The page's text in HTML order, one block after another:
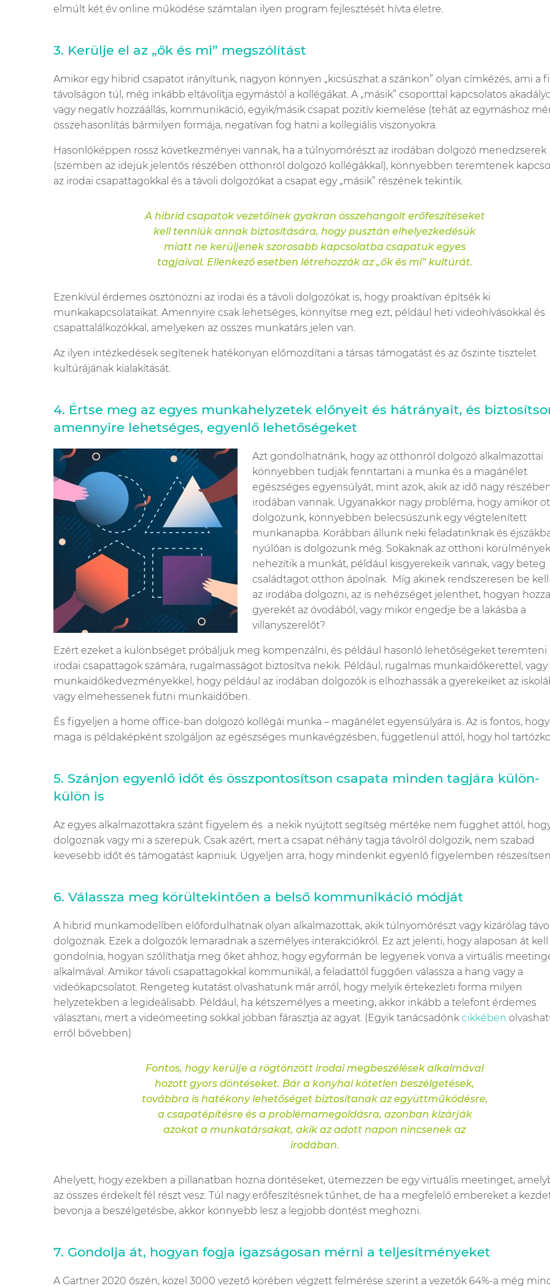
elmúlt két év online működése számtalan ilyen program fejlesztését hívta életre.
3. Kerülje el az „ők és mi” megszólítást
Amikor egy hibrid csapatot irányítunk, nagyon könnyen „kicsúszhat a szánkon” olyan címkézés, ami a
távolságon túl, még inkább eltávolítja egymástól a kollégákat. A „másik” csoporttal kapcsolatos
vagy negatív hozzáállás, kommunikáció, egyik/másik csapat pozitív kiemelése (tehát az egymáshoz
összehasonlítás bármilyen formája, negatívan fog hatni a kollegiális viszonyokra.
Hasonlóképpen rossz következményei vannak, ha a túlnyomórészt az irodában dolgozó menedzserek
(szemben az idejük jelentős részében otthonról dolgozó kollégákkal), könnyebben teremtenek
az irodai csapattagokkal és a távoli dolgozókat a csapat egy „másik” részének tekintik.
A hibrid csapatok vezetőinek gyakran összehangolt erőfeszítéseket
kell tenniük annak biztosítására, hogy pusztán elhelyezkedésük
miatt ne kerüljenek szorosabb kapcsolatba csapatuk egyes
tagjaival. Ellenkező esetben létrehozzák az „ők és mi” kultúrát.
Ezenkívül érdemes ösztönözni az irodai és a távoli dolgozókat is, hogy proaktívan építsék ki
munkakapcsolataikat. Amennyire csak lehetséges, könnyítse meg ezt, például heti videohívásokkal és
csapattalálkozókkal, amelyeken az összes munkatárs jelen van.
Az ilyen intézkedések segítenek hatékonyan előmozdítani a társas támogatást és az őszinte tisztelet
kultúrájának kialakítását.
4. Értse meg az egyes munkahelyzetek előnyeit és hátrányait, és
amennyire lehetséges, egyenlő lehetőségeket
Azt gondolhatnánk, hogy az otthonról dolgozó alkalmazottai
könnyebben tudják fenntartani a munka és a magánélet
egészséges egyensúlyát, mint azok, akik az idő nagy
irodában vannak. Ugyanakkor nagy probléma, hogy amikor
dolgozunk, könnyebben belecsúszunk egy végtelenített
munkanapba. Korábban állunk neki feladatinknak és
nyúlóan is dolgozunk még. Sokaknak az otthoni körülmények
nehezítik a munkát, például kisgyerekeik vannak, vagy beteg
családtagot otthon ápolnak. Míg akinek rendszeresen be
az irodába dolgozni, az is nehézséget jelenthet, hogyan
gyerekét az óvodából, vagy mikor engedje be a lakásba a
villanyszerelőt?
Ezért ezeket a különbséget próbáljuk meg kompenzálni, és például hasonló lehetőségeket teremteni
irodai csapattagok számára, rugalmasságot biztosítva nekik. Például, rugalmas munkaidőkerettel, vagy
munkaidőkedvezményekkel, hogy például az irodában dolgozók is elhozhassák a gyerekeiket az
vagy elmehessenek futni munkaidőben.
És figyeljen a home office-ban dolgozó kollégái munka – magánélet egyensúlyára is. Az is fontos,
maga is példaképként szolgáljon az egészséges munkavégzésben, függetlenül attól, hogy hol
5. Szánjon egyenlő időt és összpontosítson csapata minden tagjára külön-
külön is
Az egyes alkalmazottakra szánt figyelem és a nekik nyújtott segítség mértéke nem függhet attól,
dolgoznak vagy mi a szerepük. Csak azért, mert a csapat néhány tagja távolról dolgozik, nem szabad
kevesebb időt és támogatást kapniuk. Ügyeljen arra, hogy mindenkit egyenlő figyelemben
6. Válassza meg körültekintően a belső kommunikáció módját
A hibrid munkamodellben előfordulhatnak olyan alkalmazottak, akik túlnyomórészt vagy kizárólag
dolgoznak. Ezek a dolgozók lemaradnak a személyes interakciókról. Ez azt jelenti, hogy alaposan át kell
gondolnia, hogyan szólíthatja meg őket ahhoz, hogy egyformán be legyenek vonva a virtuális
alkalmával. Amikor távoli csapattagokkal kommunikál, a feladattól függően válassza a hang vagy a
videókapcsolatot. Rengeteg kutatást olvashatunk már arról, hogy melyik értekezleti forma milyen
helyzetekben a legideálisabb. Például, ha kétszemélyes a meeting, akkor inkább a telefont érdemes
választani, mert a videómeeting sokkal jobban fárasztja az agyat. (Egyik tanácsadónk cikkében
erről bővebben)
Fontos, hogy kerülje a rögtönzött irodai megbeszélések alkalmával
hozott gyors döntéseket. Bár a konyhai kötetlen beszélgetések,
továbbra is hatékony lehetőséget biztosítanak az együttműködésre,
a csapatépítésre és a problémamegoldásra, azonban kizárják
azokat a munkatársakat, akik az adott napon nincsenek az
irodában.
Ahelyett, hogy ezekben a pillanatban hozna döntéseket, ütemezzen be egy virtuális meetinget,
az összes érdekelt fél részt vesz. Túl nagy erőfeszítésnek tűnhet, de ha a megfelelő embereket a
bevonja a beszélgetésbe, akkor könnyebb lesz a legjobb döntést meghozni.
7. Gondolja át, hogyan fogja igazságosan mérni a teljesítményeket
A Gartner 2020 őszén, közel 3000 vezető körében végzett felmérése szerint a vezetők 64%-a még